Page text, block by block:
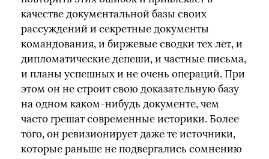
качестве документальной базы своих
рассуждений и секретные документы
командования, и биржевые сводки тех лет, и
дипломатические депеши, и частные письма,
и планы успешных и не очень операций. При
этом он не строит свою доказательную базу
на одном каком-нибудь документе, чем
часто грешат современные историки. Более
того, он ревизионирует даже те источники,
которые раньше не подвергались сомнению